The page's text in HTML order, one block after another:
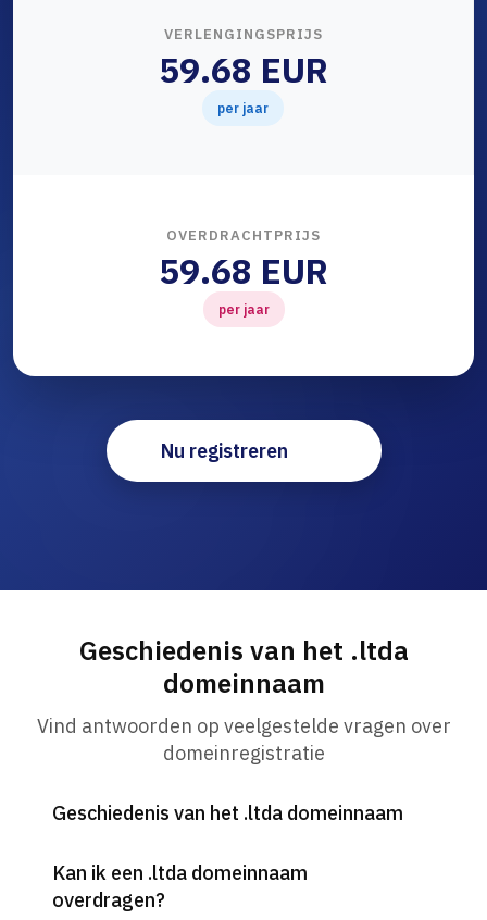
VERLENGINGSPRIJS
59.68 EUR
per jaar
OVERDRACHTPRIJS
59.68 EUR
per jaar
Nu registreren
Geschiedenis van het .ltda
domeinnaam
Vind antwoorden op veelgestelde vragen over
domeinregistratie
Geschiedenis van het .ltda domeinnaam
Kan ik een .ltda domeinnaam
overdragen?